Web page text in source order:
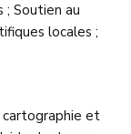
; Soutien au
locales ;
cartographie et